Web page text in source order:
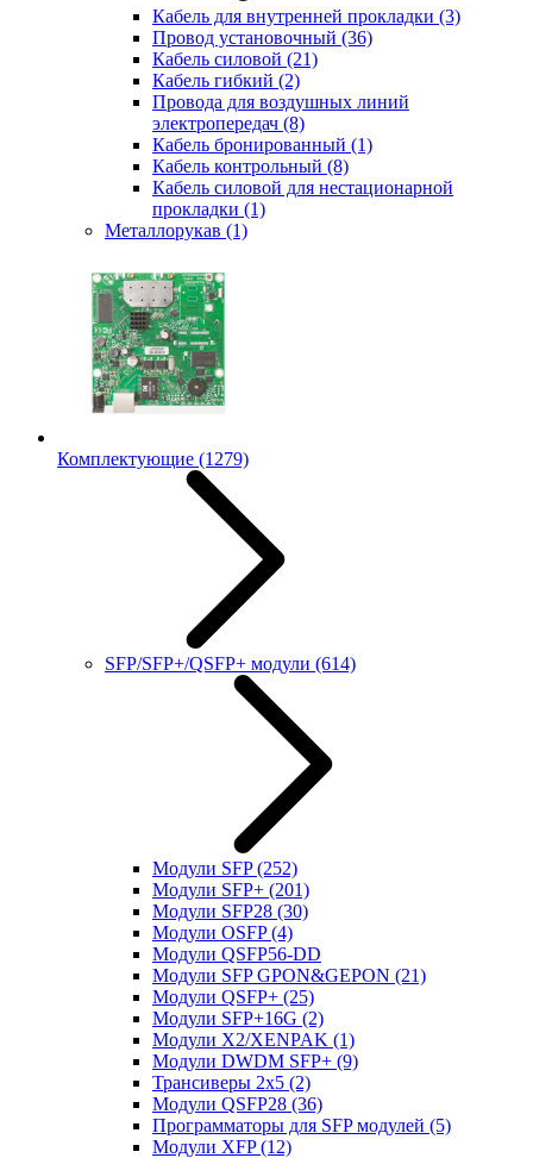
Кабель для внутренней прокладки (3)
Провод установочный (36)
Кабель силовой (21)
Кабель гибкий (2)
Провода для воздушных линий
электропередач (8)
Кабель бронированный (1)
Кабель контрольный (8)
Кабель силовой для нестационарной
прокладки (1)
Металлорукав (1)
Комплектующие (1279)
SFP/SFP+/QSFP+ модули (614)
Модули SFP(252)
Модули SFP+ (201)
Модули SFP28 (30)
Модули OSFP(4)
Модули QSFP56-DD
Модули SFP GPON&GEPON (21)
Модули QSFP+ (25)
Модули SFP+16G (2)
Модули X2/XENPAK (1)
Модули DWDM SFP+ (9)
Трансиверы 2x5 (2)
Модули QSFP28 (36)
Программаторы для SFP модулей (5)
Модули XFP(12)